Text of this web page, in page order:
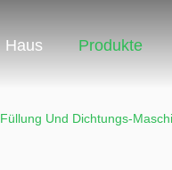
Haus Produkte
Und Dichtungs-